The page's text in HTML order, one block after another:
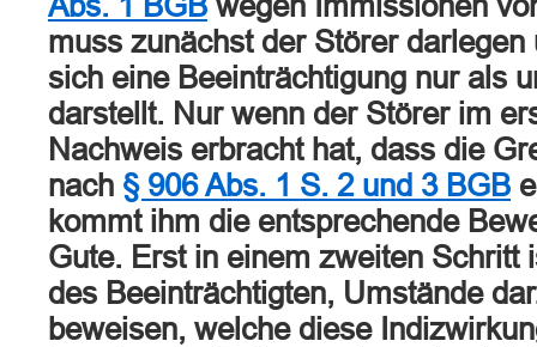
muss zunächst der Störer
sich eine Beeinträchtigung nur als
darstellt. Nur wenn der Störer im
Nachweis erbracht hat, dass die
nach § 906 Abs. 1 S. 2 und 3 BGB
kommt ihm die entsprechende
Gute. Erst in einem zweiten Schritt
des Beeinträchtigten, Umstände
beweisen, welche diese